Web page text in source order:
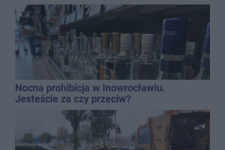
Nocna prohibicja w Inowrocławiu.
Jesteście za czy przeciw?